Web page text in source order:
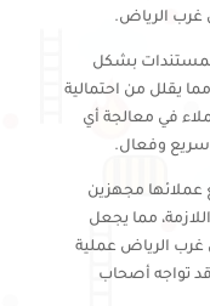
غرب الرياض.
بشكل
يقلل من احتمالية
في معالجة أي
سريع وفعال.
مجهزين
مما يجعل
غرب الرياض عملية
قد تواجه أصحاب